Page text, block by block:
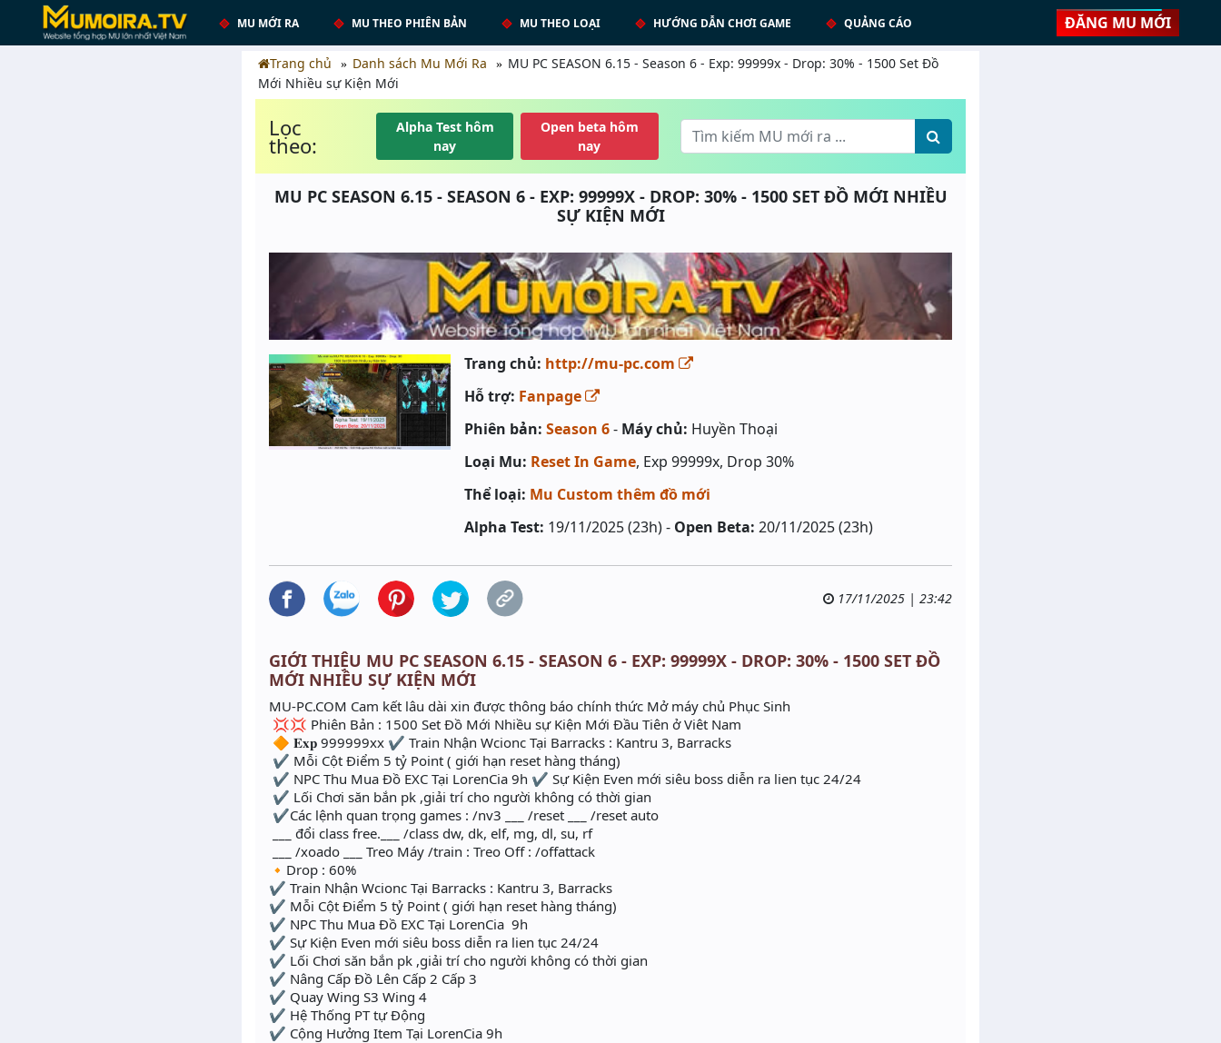
MU MỚI RA MU THEO PHIÊN BẢN MU THEO LOẠI HƯỚNG DẪN CHƠI GAME QUẢNG CÁO ĐĂNG MU MỚI
Trang chủ Danh sách Mu Mới Ra
MU PC SEASON 6.15 - Season 6 - Exp: 99999x - Drop: 30% - 1500 Set Đồ
Mới Nhiều sự Kiện Mới
Lọc
theo:
Alpha Test hôm
nay
Open beta hôm
nay
MU PC SEASON 6.15 - SEASON 6 - EXP: 99999X - DROP: 30% - 1500 SET ĐỒ MỚI NHIỀU
SỰ KIỆN MỚI
Trang chủ: http://mu-pc.com
Hỗ trợ: Fanpage
Phiên bản: Season 6- Máy chủ: Huyền Thoại
Loại Mu: Reset In Game, Exp 99999x, Drop 30%
Thể loại: Mu Custom thêm đồ mới
Alpha Test: 19/11/2025 (23h) - Open Beta: 20/11/2025 (23h)
17/11/2025 | 23:42
GIỚI THIỆU MU PC SEASON 6.15 - SEASON 6 - EXP: 99999X - DROP: 30% - 1500 SET ĐỒ
MỚI NHIỀU SỰ KIỆN MỚI
MU-PC.COM Cam kết lâu dài xin được thông báo chính thức Mở máy chủ Phục Sinh
💢💢 Phiên Bản : 1500 Set Đồ Mới Nhiều sự Kiện Mới Đầu Tiên ở Viêt Nam
🔶 𝐄𝐱𝐩 999999xx ✔️ Train Nhận Wcionc Tại Barracks : Kantru 3, Barracks
✔️ Mỗi Cột Điểm 5 tỷ Point ( giới hạn reset hàng tháng)
✔️ NPC Thu Mua Đồ EXC Tại LorenCia 9h ✔️ Sự Kiện Even mới siêu boss diễn ra lien tục 24/24
✔️ Lối Chơi săn bắn pk ,giải trí cho người không có thời gian
✔️Các lệnh quan trọng games : /nv3 ___ /reset ___ /reset auto
___ đổi class free.___ /class dw, dk, elf, mg, dl, su, rf
___ /xoado ___ Treo Máy /train : Treo Off : /offattack
🔸Drop : 60%
✔️ Train Nhận Wcionc Tại Barracks : Kantru 3, Barracks
✔️ Mỗi Cột Điểm 5 tỷ Point ( giới hạn reset hàng tháng)
✔️ NPC Thu Mua Đồ EXC Tại LorenCia 9h
✔️ Sự Kiện Even mới siêu boss diễn ra lien tục 24/24
✔️ Lối Chơi săn bắn pk ,giải trí cho người không có thời gian
✔️ Nâng Cấp Đồ Lên Cấp 2 Cấp 3
✔️ Quay Wing S3 Wing 4
✔️ Hệ Thống PT tự Động
✔️ Cộng Hưởng Item Tại LorenCia 9h